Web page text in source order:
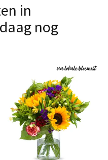
in
nog